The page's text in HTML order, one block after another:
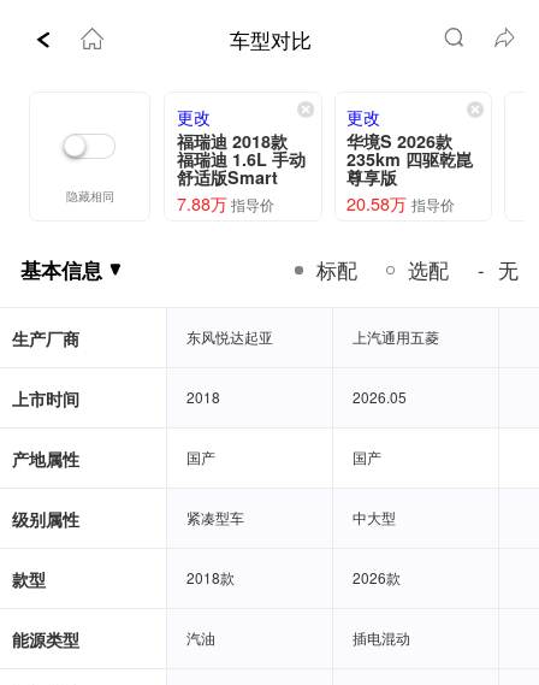
车型对比
隐藏相同
更改
福瑞迪 2018款
福瑞迪 1.6L 手动
舒适版Smart
7.88万 指导价
更改
华境S 2026款
235km 四驱乾崑
尊享版
20.58万 指导价
基本信息 - 无
选配
标配
基本信息
生产厂商 东风悦达起亚 上汽通用五菱
上市时间 2018 2026.05
产地属性 国产 国产
级别属性 紧凑型车 中大型
款型 2018款 2026款
能源类型 汽油 插电混动
东风悦达起亚 上汽通用五菱
2018 2026.05
国产 国产
紧凑型车 中大型
2018款 2026款
汽油 插电混动